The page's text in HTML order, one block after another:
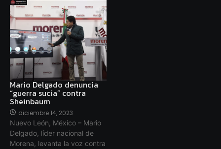
Mario Delgado denuncia
“guerra sucia” contra
Sheinbaum
diciembre 14, 2023
Nuevo León, México – Mario
Delgado, líder nacional de
Morena, levanta la voz contra